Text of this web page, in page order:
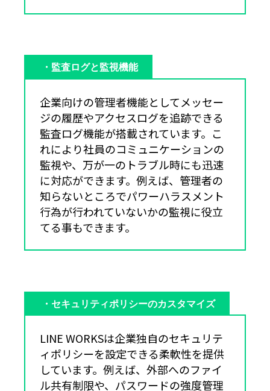
・監査ログと監視機能
企業向けの管理者機能としてメッセー
ジの履歴やアクセスログを追跡できる
監査ログ機能が搭載されています。こ
れにより社員のコミュニケーションの
監視や、万が一のトラブル時にも迅速
に対応ができます。例えば、管理者の
知らないところでパワーハラスメント
行為が行われていないかの監視に役立
てる事もできます。
・セキュリティポリシーのカスタマイズ
LINE WORKSは企業独自のセキュリテ
ィポリシーを設定できる柔軟性を提供
しています。例えば、外部へのファイ
ル共有制限や、パスワードの強度管理